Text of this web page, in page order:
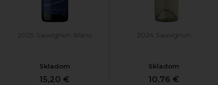
2025 Sauvignon Blanc
Skladom
15,20 €
2024 Sauvignon
Skladom
10,76 €